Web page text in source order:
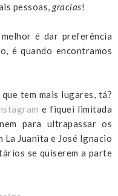
pessoas, gracias!
é dar preferência
é quando encontramos
tem mais lugares, tá?
e fiquei limitada
para ultrapassar os
La Juanita e José Ignacio
se quiserem a parte